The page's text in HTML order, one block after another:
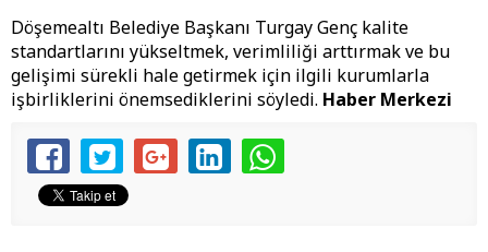
Döşemealtı Belediye Başkanı Turgay Genç kalite
standartlarını yükseltmek, verimliliği arttırmak ve bu
gelişimi sürekli hale getirmek için ilgili kurumlarla
işbirliklerini önemsediklerini söyledi. Haber Merkezi